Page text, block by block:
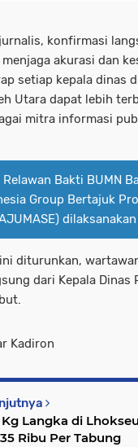
konfirmasi
akurasi dan
setiap kepala dinas
Utara dapat lebih
mitra informasi
Relawan Bakti BUMN
Group Bertajuk
diturunkan,
dari Kepala
Kadiron
Kg Langka di
Ribu Per Tabung